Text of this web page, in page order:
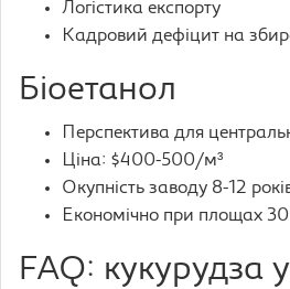
Логістика експорту
Кадровий дефіцит на
Біоетанол
Перспектива для
Ціна: $400-500/м³
Окупність заводу 8-12
Економічно при площах
FAQ: кукурудза у